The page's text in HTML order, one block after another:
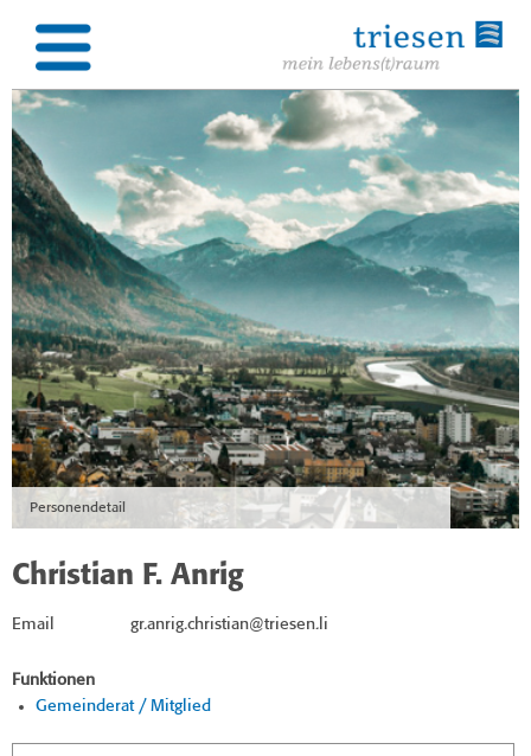
Personendetail
Christian F. Anrig
Email gr.anrig.christian@triesen.li
Funktionen
Gemeinderat / Mitglied